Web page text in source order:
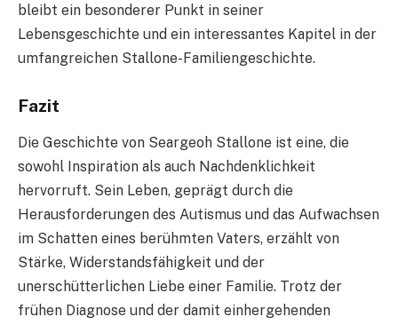
bleibt ein besonderer Punkt in seiner
Lebensgeschichte und ein interessantes Kapitel in der
umfangreichen Stallone-Familiengeschichte.
Fazit
Die Geschichte von Seargeoh Stallone ist eine, die
sowohl Inspiration als auch Nachdenklichkeit
hervorruft. Sein Leben, geprägt durch die
Herausforderungen des Autismus und das Aufwachsen
im Schatten eines berühmten Vaters, erzählt von
Stärke, Widerstandsfähigkeit und der
unerschütterlichen Liebe einer Familie. Trotz der
frühen Diagnose und der damit einhergehenden